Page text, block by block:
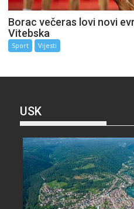
Borac večeras lovi novi
Vitebska
Sport Vijesti
USK